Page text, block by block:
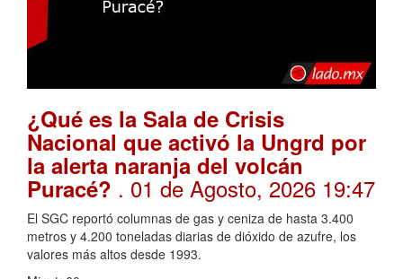
¿Qué es la Sala de Crisis
Nacional que activó la Ungrd por
la alerta naranja del volcán
Puracé? . 01 de Agosto, 2026 19:47
El SGC reportó columnas de gas y ceniza de hasta 3.400
metros y 4.200 toneladas diarias de dióxido de azufre, los
valores más altos desde 1993.